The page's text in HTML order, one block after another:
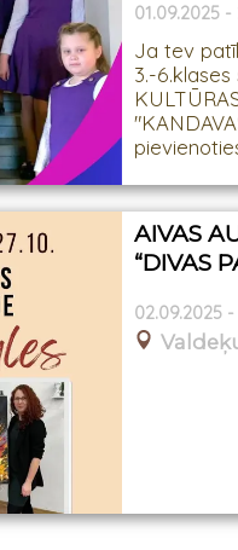
01.09.2025 -
Ja tev
3.-
AIVAS
“DIVAS
02.09.2025 -